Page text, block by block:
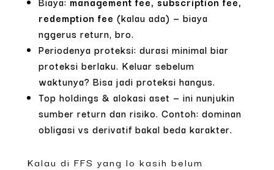
redemption fee (kalau ada) — biaya
nggerus return, bro.
Periodenya proteksi: durasi minimal biar
proteksi berlaku. Keluar sebelum
waktunya? Bisa jadi proteksi hangus.
Top holdings & alokasi aset — ini nunjukin
sumber return dan risiko. Contoh: dominan
obligasi vs derivatif bakal beda karakter.
Kalau di FFS yang lo kasih belum